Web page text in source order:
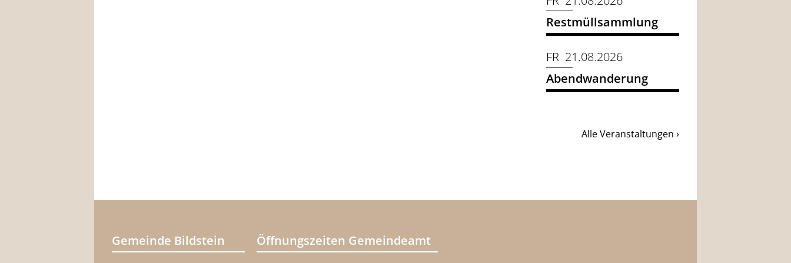
Restmüllsammlung
FR 21.08.2026
Abendwanderung
Alle Veranstaltungen ›
Gemeinde Bildstein Öffnungszeiten Gemeindeamt